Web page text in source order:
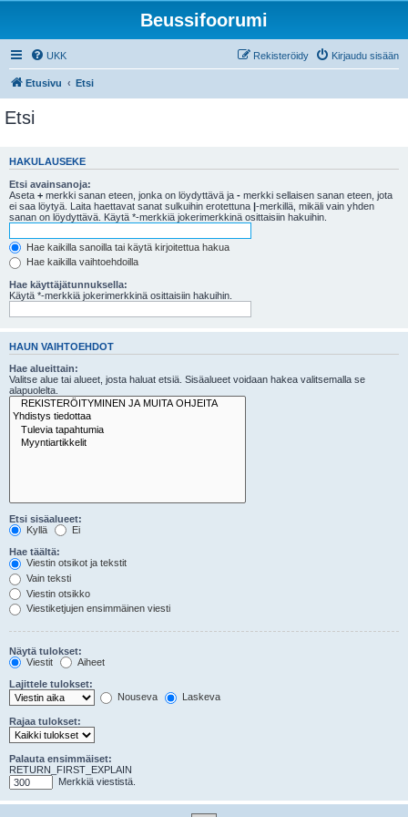
Beussifoorumi
UKK Kirjaudu sisään
Rekisteröidy
Etusivu Etsi
Etsi
HAKULAUSEKE
Etsi avainsanoja:
Aseta + merkki sanan eteen, jonka on löydyttävä ja - merkki sellaisen sanan eteen, jota
ei saa löytyä. Laita haettavat sanat sulkuihin erotettuna |-merkillä, mikäli vain yhden
sanan on löydyttävä. Käytä *-merkkiä jokerimerkkinä osittaisiin hakuihin.
Hae kaikilla sanoilla tai käytä kirjoitettua hakua
Hae kaikilla vaihtoehdoilla
Hae käyttäjätunnuksella:
Käytä *-merkkiä jokerimerkkinä osittaisiin hakuihin.
HAUN VAIHTOEHDOT
Hae alueittain:
Valitse alue tai alueet, josta haluat etsiä. Sisäalueet voidaan hakea valitsemalla se
alapuolelta.
Etsi sisäalueet:
Kyllä
Ei
Hae täältä:
Viestin otsikot ja tekstit
Vain teksti
Viestin otsikko
Viestiketjujen ensimmäinen viesti
Näytä tulokset:
Viestit
Aiheet
Lajittele tulokset:
Nouseva
Laskeva
Rajaa tulokset:
Palauta ensimmäiset:
RETURN_FIRST_EXPLAIN
Merkkiä viestistä.